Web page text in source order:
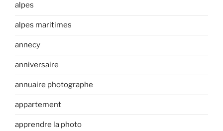
alpes
alpes maritimes
annecy
anniversaire
annuaire photographe
appartement
apprendre la photo